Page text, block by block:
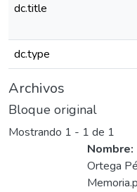
dc.title
dc.type
Archivos
Bloque original
Mostrando 1 - 1 de 1
Nombre:
Ortega